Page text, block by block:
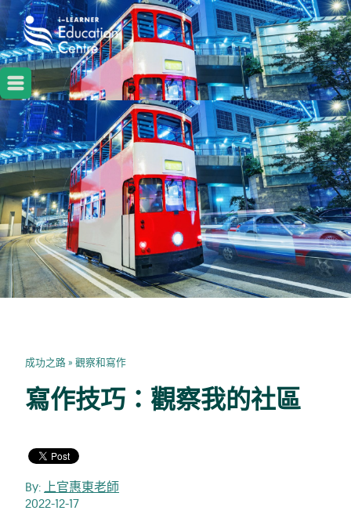
成功之路» 觀察和寫作
寫作技巧：觀察我的社區
By: 上官惠東老師
2022-12-17